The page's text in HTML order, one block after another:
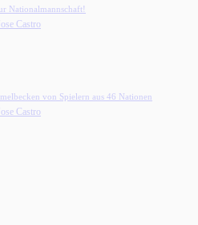
Nationalmannschaft!
Castro
von Spielern aus 46 Nationen
Castro